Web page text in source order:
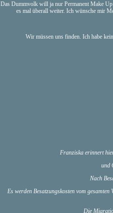
Das Dummvolk will ja nur Permanent Make
es mal überall weiter. Ich wünsche mir
Wir müssen uns finden. Ich habe
Franziska erinnert
und
Nach
Es werden Besatzungskosten vom
Die